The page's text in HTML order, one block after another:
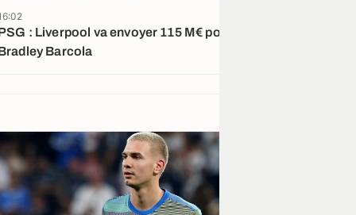
: Liverpool va envoyer 115 M€ pour
Barcola